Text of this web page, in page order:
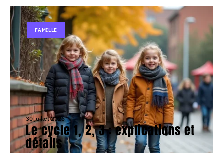
FAMILLE
30 juillet 2026
Le cycle 1, 2, 3 : explications et
détails